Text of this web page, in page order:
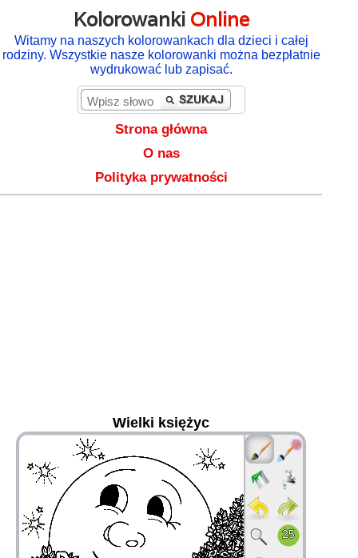
Kolorowanki Online
Witamy na naszych kolorowankach dla dzieci i całej
rodziny. Wszystkie nasze kolorowanki można bezpłatnie
wydrukować lub zapisać.
Strona główna
O nas
Polityka prywatności
Wielki księżyc